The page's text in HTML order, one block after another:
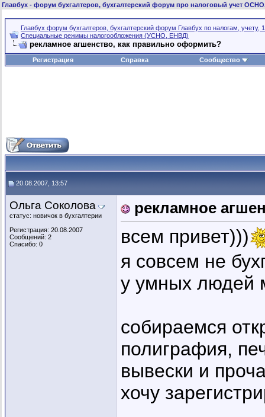
Главбух - форум бухгалтеров, бухгалтерский форум про налоговый учет
Главбух форум бухгалтеров, бухгалтерский форум Главбух по налогам, учету,
Специальные режимы налогообложения (УСНО, ЕНВД)
рекламное агшенство, как правильно оформить?
Регистрация Справка Сообщество
20.08.2007, 13:57
Ольга Соколова
статус: новичок в бухгалтерии
Регистрация: 20.08.2007
Сообщений: 2
Спасибо: 0
рекламное
всем привет)))
я совсем не
у умных людей
собираемся
полиграфия,
вывески и
хочу